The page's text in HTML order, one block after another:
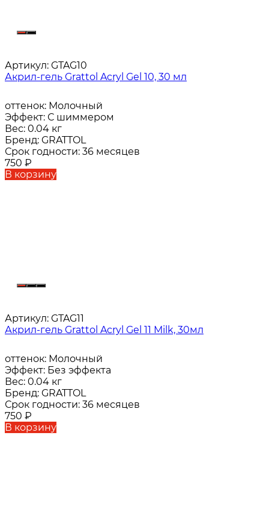
Артикул: GTAG10
Акрил-гель Grattol Acryl Gel 10, 30 мл
оттенок: Молочный
Эффект: С шиммером
Вес: 0.04 кг
Бренд: GRATTOL
Срок годности: 36 месяцев
750 ₽
В корзину
Артикул: GTAG11
Акрил-гель Grattol Acryl Gel 11 Milk, 30мл
оттенок: Молочный
Эффект: Без эффекта
Вес: 0.04 кг
Бренд: GRATTOL
Срок годности: 36 месяцев
750 ₽
В корзину